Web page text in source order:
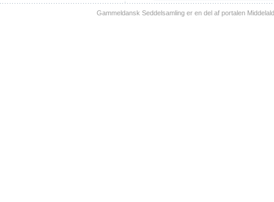
Gammeldansk Seddelsamling er en del af portalen